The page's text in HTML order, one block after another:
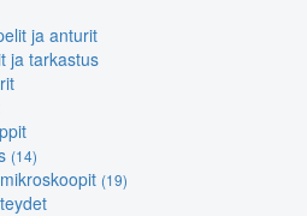
ja anturit
ja tarkastus
(14)
(19)